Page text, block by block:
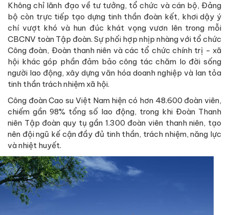
Không chỉ lãnh đạo về tư tưởng, tổ chức và cán bộ, Đảng
bộ còn trực tiếp tạo dựng tinh thần đoàn kết, khơi dậy ý
chí vượt khó và hun đúc khát vọng vươn lên trong mỗi
CBCNV toàn Tập đoàn. Sự phối hợp nhịp nhàng với tổ chức
Công đoàn, Đoàn thanh niên và các tổ chức chính trị - xã
hội khác góp phần đảm bảo công tác chăm lo đời sống
người lao động, xây dựng văn hóa doanh nghiệp và lan tỏa
tinh thần trách nhiệm xã hội.
Công đoàn Cao su Việt Nam hiện có hơn 48.600 đoàn viên,
chiếm gần 98% tổng số lao động, trong khi Đoàn Thanh
niên Tập đoàn quy tụ gần 1.300 đoàn viên thanh niên, tạo
nên đội ngũ kế cận đầy đủ tinh thần, trách nhiệm, năng lực
và nhiệt huyết.